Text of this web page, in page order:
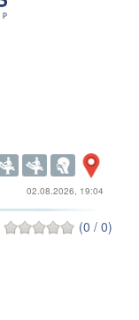
02.08.2026, 19:04
(0 / 0)